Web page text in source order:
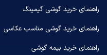
راهنمای خرید گوشی گیمینگ
راهنمای خرید گوشی مناسب عکاسی
راهنمای خرید بیمه گوشی